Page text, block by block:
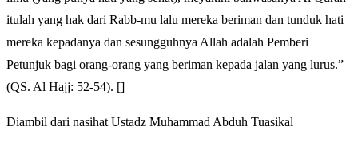
itulah yang hak dari Rabb-mu lalu mereka beriman dan tunduk hati
mereka kepadanya dan sesungguhnya Allah adalah Pemberi
Petunjuk bagi orang-orang yang beriman kepada jalan yang lurus.”
(QS. Al Hajj: 52-54). []
Diambil dari nasihat Ustadz Muhammad Abduh Tuasikal